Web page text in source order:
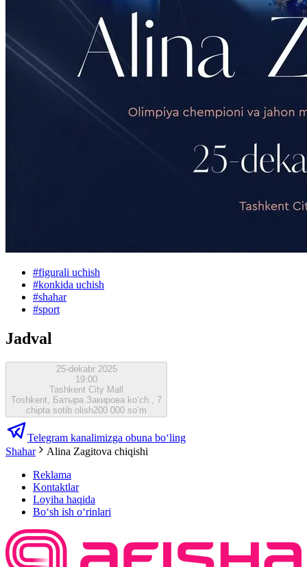
#figurali uchish
#konkida uchish
#shahar
#sport
Jadval
25-dekabr 2025
19:00
Tashkent City Mall
Toshkent, Батыра Закирова ko‘ch., 7
chipta sotib olish200 000 so‘m
Telegram kanalimizga obuna bo‘ling
Shahar
Alina Zagitova chiqishi
Reklama
Kontaktlar
Loyiha haqida
Bo‘sh ish o‘rinlari